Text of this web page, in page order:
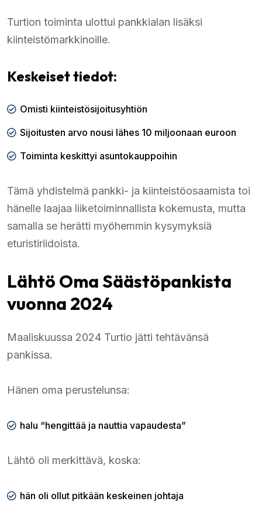
Turtion toiminta ulottui pankkialan lisäksi
kiinteistömarkkinoille.
Keskeiset tiedot:
Omisti kiinteistösijoitusyhtiön
Sijoitusten arvo nousi lähes 10 miljoonaan euroon
Toiminta keskittyi asuntokauppoihin
Tämä yhdistelmä pankki- ja kiinteistöosaamista toi
hänelle laajaa liiketoiminnallista kokemusta, mutta
samalla se herätti myöhemmin kysymyksiä
eturistiriidoista.
Lähtö Oma Säästöpankista
vuonna 2024
Maaliskuussa 2024 Turtio jätti tehtävänsä
pankissa.
Hänen oma perustelunsa:
halu “hengittää ja nauttia vapaudesta”
Lähtö oli merkittävä, koska:
hän oli ollut pitkään keskeinen johtaja